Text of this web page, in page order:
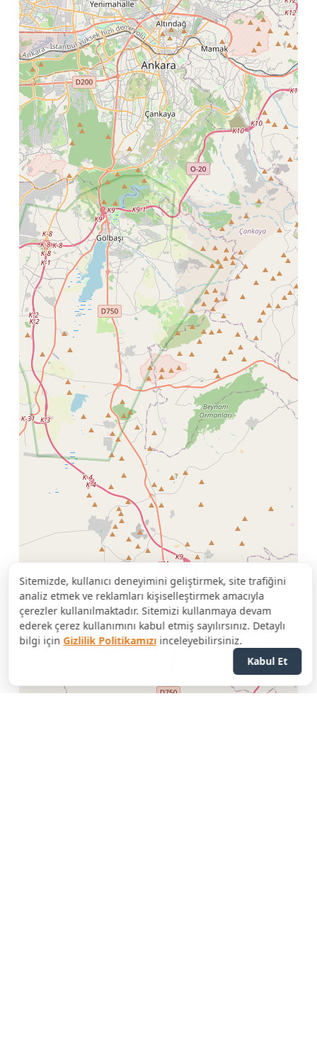
Sitemizde, kullanıcı deneyimini geliştirmek, site trafiğini
analiz etmek ve reklamları kişiselleştirmek amacıyla
çerezler kullanılmaktadır. Sitemizi kullanmaya devam
ederek çerez kullanımını kabul etmiş sayılırsınız. Detaylı
bilgi için Gizlilik Politikamızı inceleyebilirsiniz.
Kabul Et